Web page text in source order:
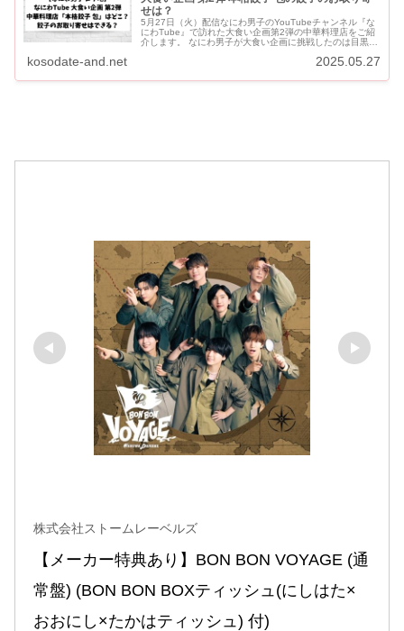
せは？
5月27日（火）配信なにわ男子のYouTubeチャンネル『な
にわTube』で訪れた大食い企画第2弾の中華料理店をご紹
介します。 なにわ男子が大食い企画に挑戦したのは目黒に
kosodate-and.net 2025.05.27
株式会社ストームレーベルズ
【メーカー特典あり】BON BON VOYAGE (通
常盤) (BON BON BOXティッシュ(にしはた×
おおにし×たかはティッシュ) 付)